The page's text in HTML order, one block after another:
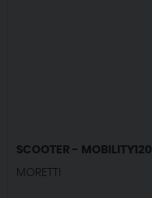
SCOOTER - MOBILITY120
MORETTI